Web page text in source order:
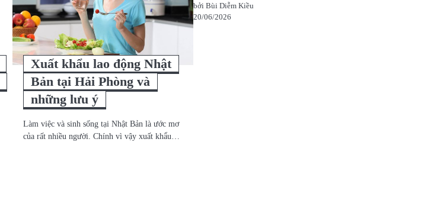
Xuất khẩu lao động Nhật
Bản tại Hải Phòng và
những lưu ý
Làm việc và sinh sống tại Nhật Bản là ước mơ
của rất nhiều người. Chính vì vậy xuất khẩu…
bởi Bùi Diễm Kiều
20/06/2026